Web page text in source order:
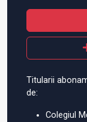
Titularii
de:
Colegiul